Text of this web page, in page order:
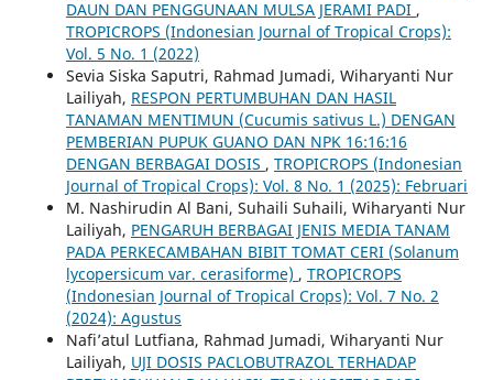
DAUN DAN PENGGUNAAN MULSA JERAMI PADI ,
TROPICROPS (Indonesian Journal of Tropical Crops):
Vol. 5 No. 1 (2022)
Sevia Siska Saputri, Rahmad Jumadi, Wiharyanti Nur
Lailiyah, RESPON PERTUMBUHAN DAN HASIL
TANAMAN MENTIMUN (Cucumis sativus L.) DENGAN
PEMBERIAN PUPUK GUANO DAN NPK 16:16:16
DENGAN BERBAGAI DOSIS , TROPICROPS (Indonesian
Journal of Tropical Crops): Vol. 8 No. 1 (2025): Februari
M. Nashirudin Al Bani, Suhaili Suhaili, Wiharyanti Nur
Lailiyah, PENGARUH BERBAGAI JENIS MEDIA TANAM
PADA PERKECAMBAHAN BIBIT TOMAT CERI (Solanum
lycopersicum var. cerasiforme) , TROPICROPS
(Indonesian Journal of Tropical Crops): Vol. 7 No. 2
(2024): Agustus
Nafi’atul Lutfiana, Rahmad Jumadi, Wiharyanti Nur
Lailiyah, UJI DOSIS PACLOBUTRAZOL TERHADAP